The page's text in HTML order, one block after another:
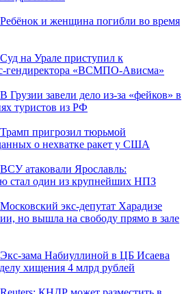
Ребёнок и женщина погибли во время
Суд на Урале приступил к
гендиректора «ВСМПО-Ависма»
В Грузии завели дело из-за «фейков» в
туристов из РФ
Трамп пригрозил тюрьмой
о нехватке ракет у США
ВСУ атаковали Ярославль:
стал один из крупнейших НПЗ
Московский экс-депутат Харадизе
но вышла на свободу прямо в зале
Экс-зама Набиуллиной в ЦБ Исаева
хищения 4 млрд рублей